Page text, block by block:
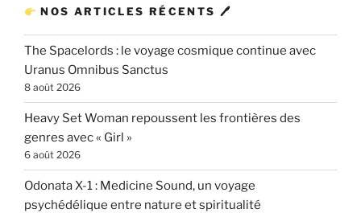
NOS ARTICLES RÉCENTS 🖊
The Spacelords : le voyage cosmique continue avec
Uranus Omnibus Sanctus
8 août 2026
Heavy Set Woman repoussent les frontières des
genres avec « Girl »
6 août 2026
Odonata X-1 : Medicine Sound, un voyage
psychédélique entre nature et spiritualité